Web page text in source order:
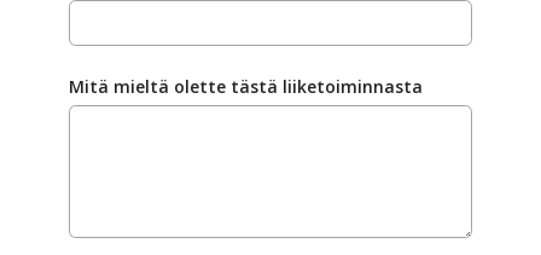
Mitä mieltä olette tästä liiketoiminnasta